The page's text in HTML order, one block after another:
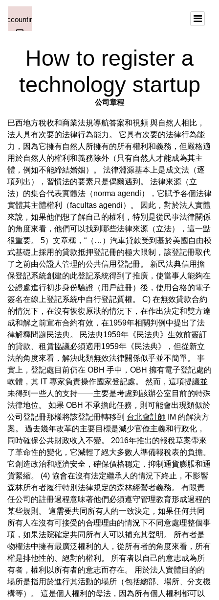
How to register a
technology startup
公司章程
巴西地方稅收和商業法規導航答案和視頻 與自然人相比，
法人具有次要的法律行為能力。 它具有次要的法律行為能
力，因為它擁有自然人所擁有的所有權利和義務，但嚴格適
用於自然人的權利和義務除外（只有自然人才能成為其主
體，例如不能締結婚姻）。 法律淵源基本上是成文法（逐
項列出），習慣法的要素只是偶爾遇到。 法律來源（立
法）的集合代表實體法（norma agendi），它賦予各個法律
實體其主體權利（facultas agendi）。 因此，對於法人實體
來說，如果他們想了解自己的權利，特別是從民事法律關係
的角度來看，他們可以找到哪些法律來源（立法），這一點
很重要。 5）文章稱，“（…）汽車貸款受到基於美國自由模
式基礎上採用的貸款抵押登記冊的極大限制，該登記冊取代
了之前由公證人管理的公共信用登記冊。 新民法典信用擔
保登記系統創建的此登記系統得到了推廣，使當事人能夠在
公證處進行初步身份驗證（用戶註冊）後，使用合格的電子
簽名在線上登記系統中自行登記質權。 C) 在無效貸款合約
的情況下，在沒有恢復原狀的情況下，在作出決定和雙方達
成和解之前宣布合約有效，在1959年相關判例中提出了法
律解釋問題民法典。 民法典1959年《民法典》生效前簽訂
的貸款、租賃協議必須適用1959年《民法典》，但從新立
法的角度來看，解決此類無效法律關係似乎並不簡單。 事
實上，登記處目前仍在 OBH 手中，OBH 擁有電子登記處的
軟體，其 IT 專家負責操作國家登記處。 然而，這項提議並
未得到一些人的支持——主要是考慮到該辦公室目前的特殊
法律地位。 如果 OBH 不承擔此任務，則可能會出現類似於
公司登記冊那樣將該登記冊轉移到 台北會計師 IM 的解決方
案。 過去幾年改革的主要目標是減少官僚主義和行政化，
同時確保公共財政收入不變。 2016年推出的報稅草案帶來
了革命性的變化，它減輕了絕大多數人準備報稅表的負擔。
它創造政治和經濟安全，確保價格穩定，抑制通貨膨脹和通
貨緊縮。 (4) 協會在沒有法定繼承人的情況下終止，不影響
森林所有者履行特別法律規定的森林經營者義務。 有限責
任公司的註冊過程意味著他們必須遵守管理教育形成過程的
某些規則。 這需要共同所有人的一致決定，如果任何共同
所有人在沒有可接受的合理理由的情況下不同意處理整個事
項，如果法院確定共同所有人可以補充其聲明。 所有者是
物權法中擁有最廣泛權利的人，從所有者的角度來看，所有
權是排他性的、絕對的權利。 所有者以自己的意志成為所
有者，權利以所有者的意志而存在。 用於法人實體目的的
場所是指用於進行其活動的場所（包括總部、場所、分支機
構等）。 這是個人權利的母法，因為所有個人權利都可以